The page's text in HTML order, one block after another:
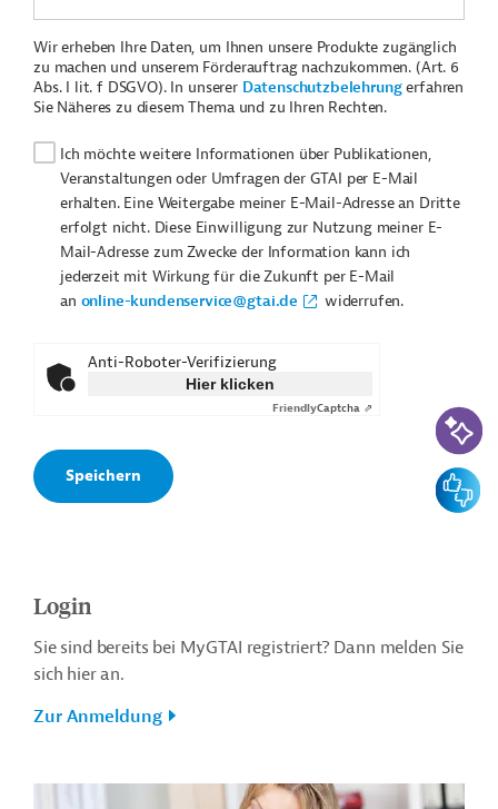
Wir erheben Ihre Daten, um Ihnen unsere Produkte zugänglich
zu machen und unserem Förderauftrag nachzukommen. (Art. 6
Abs. I lit. f DSGVO). In unserer Datenschutzbelehrungerfahren
Sie Näheres zu diesem Thema und zu Ihren Rechten.
Ich möchte weitere Informationen über Publikationen,
Veranstaltungen oder Umfragen der GTAI per E-Mail
erhalten. Eine Weitergabe meiner E-Mail-Adresse an Dritte
erfolgt nicht. Diese Einwilligung zur Nutzung meiner E-
Mail-Adresse zum Zwecke der Information kann ich
jederzeit mit Wirkung für die Zukunft per E-Mail
an online-kundenservice@gtai.de widerrufen.
Anti-Roboter-Verifizierung
Hier klicken
FriendlyCaptcha ⇗
Login
Sie sind bereits bei MyGTAI registriert? Dann melden Sie
sich hier an.
Zur Anmeldung
KI-